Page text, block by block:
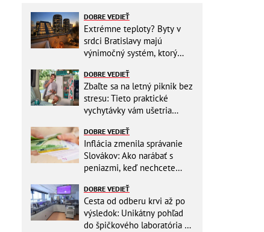
DOBRE VEDIEŤ
Extrémne teploty? Byty v
srdci Bratislavy majú
výnimočný systém, ktorý
DOBRE VEDIEŤ
Zbaľte sa na letný piknik bez
stresu: Tieto praktické
vychytávky vám ušetria
DOBRE VEDIEŤ
Inflácia zmenila správanie
Slovákov: Ako narábať s
peniazmi, keď nechcete
DOBRE VEDIEŤ
Cesta od odberu krvi až po
výsledok: Unikátny pohľad
do špičkového laboratória na